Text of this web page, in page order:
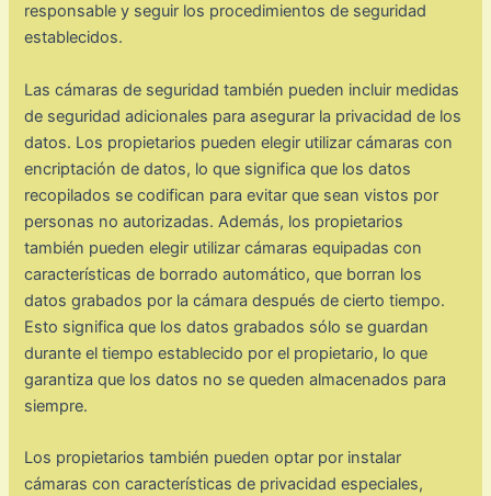
responsable y seguir los procedimientos de seguridad
establecidos.
Las cámaras de seguridad también pueden incluir medidas
de seguridad adicionales para asegurar la privacidad de los
datos. Los propietarios pueden elegir utilizar cámaras con
encriptación de datos, lo que significa que los datos
recopilados se codifican para evitar que sean vistos por
personas no autorizadas. Además, los propietarios
también pueden elegir utilizar cámaras equipadas con
características de borrado automático, que borran los
datos grabados por la cámara después de cierto tiempo.
Esto significa que los datos grabados sólo se guardan
durante el tiempo establecido por el propietario, lo que
garantiza que los datos no se queden almacenados para
siempre.
Los propietarios también pueden optar por instalar
cámaras con características de privacidad especiales,